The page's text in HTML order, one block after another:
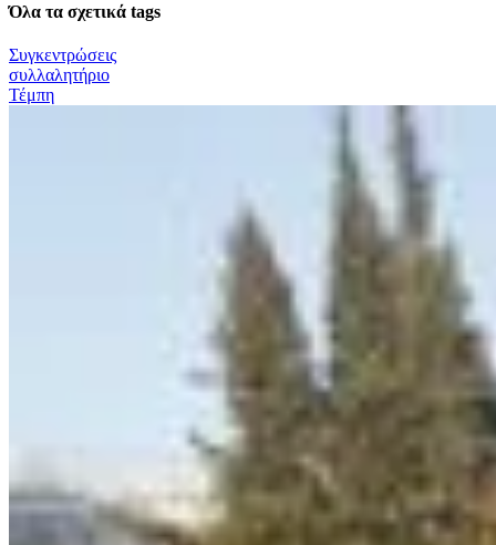
Όλα τα σχετικά tags
Συγκεντρώσεις
συλλαλητήριο
Τέμπη